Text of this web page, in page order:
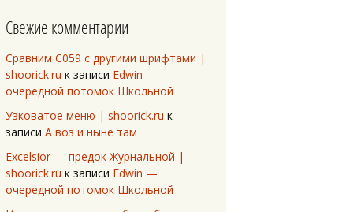
Свежие комментарии
Сравним C059 с другими шрифтами |
shoorick.ru к записи Edwin —
очередной потомок Школьной
Узковатое меню | shoorick.ru к
записи А воз и ныне там
Excelsior — предок Журнальной |
shoorick.ru к записи Edwin —
очередной потомок Школьной